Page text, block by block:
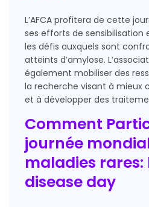
L’AFCA profitera de cette
ses efforts de
les défis auxquels sont
atteints d’amylose.
également mobiliser des
la recherche visant à mieux
et à développer des
Comment
journée
maladies rares:
disease day